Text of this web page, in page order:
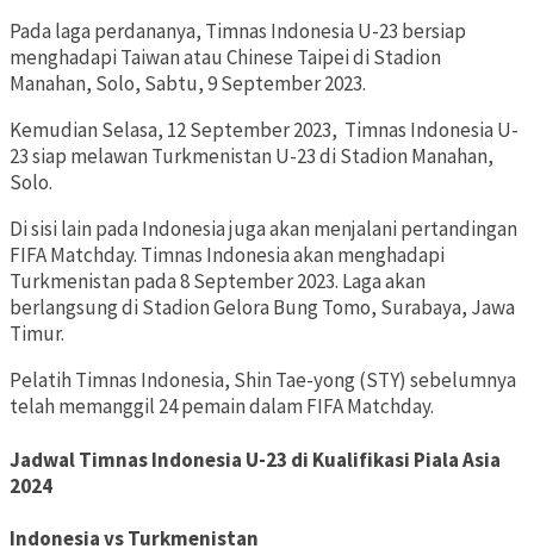
Pada laga perdananya, Timnas Indonesia U-23 bersiap
menghadapi Taiwan atau Chinese Taipei di Stadion
Manahan, Solo, Sabtu, 9 September 2023.
Kemudian Selasa, 12 September 2023, Timnas Indonesia U-
23 siap melawan Turkmenistan U-23 di Stadion Manahan,
Solo.
Di sisi lain pada Indonesia juga akan menjalani pertandingan
FIFA Matchday. Timnas Indonesia akan menghadapi
Turkmenistan pada 8 September 2023. Laga akan
berlangsung di Stadion Gelora Bung Tomo, Surabaya, Jawa
Timur.
Pelatih Timnas Indonesia, Shin Tae-yong (STY) sebelumnya
telah memanggil 24 pemain dalam FIFA Matchday.
Jadwal Timnas Indonesia U-23 di Kualifikasi Piala Asia
2024
Indonesia vs Turkmenistan